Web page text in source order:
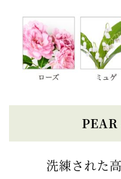
洗練された